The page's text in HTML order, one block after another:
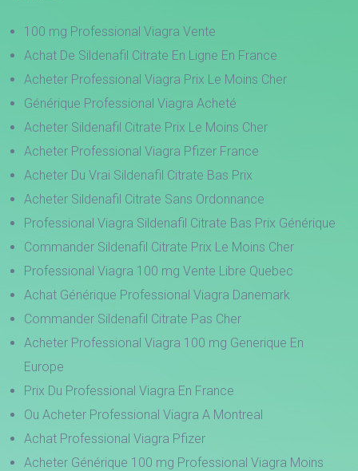
100 mg Professional Viagra Vente
Achat De Sildenafil Citrate En Ligne En France
Acheter Professional Viagra Prix Le Moins Cher
Générique Professional Viagra Acheté
Acheter Sildenafil Citrate Prix Le Moins Cher
Acheter Professional Viagra Pfizer France
Acheter Du Vrai Sildenafil Citrate Bas Prix
Acheter Sildenafil Citrate Sans Ordonnance
Professional Viagra Sildenafil Citrate Bas Prix Générique
Commander Sildenafil Citrate Prix Le Moins Cher
Professional Viagra 100 mg Vente Libre Quebec
Achat Générique Professional Viagra Danemark
Commander Sildenafil Citrate Pas Cher
Acheter Professional Viagra 100 mg Generique En
Europe
Prix Du Professional Viagra En France
Ou Acheter Professional Viagra A Montreal
Achat Professional Viagra Pfizer
Acheter Générique 100 mg Professional Viagra Moins